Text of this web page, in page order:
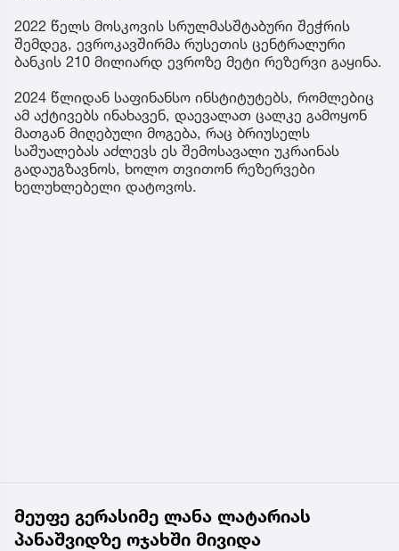
2022 წელს მოსკოვის სრულმასშტაბური შეჭრის
შემდეგ, ევროკავშირმა რუსეთის ცენტრალური
ბანკის 210 მილიარდ ევროზე მეტი რეზერვი გაყინა.
2024 წლიდან საფინანსო ინსტიტუტებს, რომლებიც
ამ აქტივებს ინახავენ, დაევალათ ცალკე გამოყონ
მათგან მიღებული მოგება, რაც ბრიუსელს
საშუალებას აძლევს ეს შემოსავალი უკრაინას
გადაუგზავნოს, ხოლო თვითონ რეზერვები
ხელუხლებელი დატოვოს.
მეუფე გერასიმე ლანა ლატარიას
პანაშვიდზე ოჯახში მივიდა